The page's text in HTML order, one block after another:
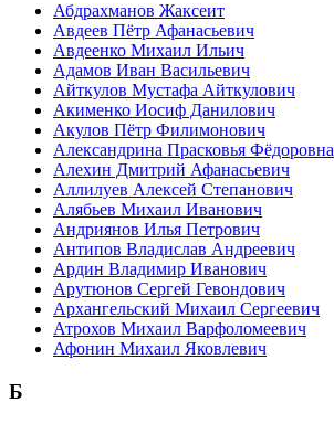
Абдрахманов Жаксеит
Авдеев Пётр Афанасьевич
Авдеенко Михаил Ильич
Адамов Иван Васильевич
Айткулов Мустафа Айткулович
Акименко Иосиф Данилович
Акулов Пётр Филимонович
Александрина Прасковья Фёдоровна
Алехин Дмитрий Афанасьевич
Аллилуев Алексей Степанович
Алябьев Михаил Иванович
Андриянов Илья Петрович
Антипов Владислав Андреевич
Ардин Владимир Иванович
Арутюнов Сергей Гевондович
Архангельский Михаил Сергеевич
Атрохов Михаил Варфоломеевич
Афонин Михаил Яковлевич
Б